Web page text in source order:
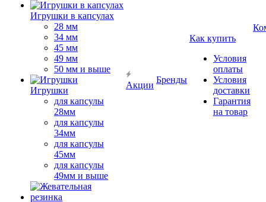
Игрушки в капсулах
28 мм
34 мм
45 мм
49 мм
50 мм и выше
Игрушки
для капсулы
28мм
для капсулы
34мм
для капсулы
45мм
для капсулы
49мм и выше
Акции
Бренды
Как купить
Условия
оплаты
Условия
доставки
Гарантия
на товар